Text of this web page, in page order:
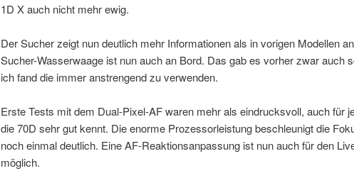
1D X auch nicht mehr ewig.
Der Sucher zeigt nun deutlich mehr Informationen als in vorigen Modellen
Sucher-Wasserwaage ist nun auch an Bord. Das gab es vorher zwar auch
ich fand die immer anstrengend zu verwenden.
Erste Tests mit dem Dual-Pixel-AF waren mehr als eindrucksvoll, auch für
die 70D sehr gut kennt. Die enorme Prozessorleistung beschleunigt die
noch einmal deutlich. Eine AF-Reaktionsanpassung ist nun auch für den
möglich.